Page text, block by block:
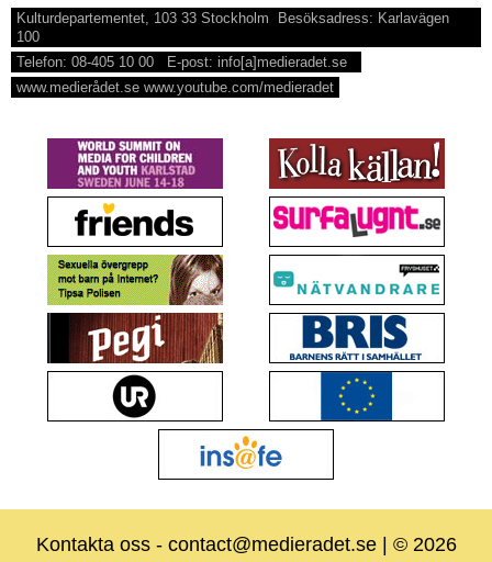
Kulturdepartementet, 103 33 Stockholm Besöksadress: Karlavägen
100
Telefon: 08-405 10 00 E-post: info[a]medieradet.se
www.medierådet.se www.youtube.com/medieradet
Kontakta oss- contact@medieradet.se | © 2026